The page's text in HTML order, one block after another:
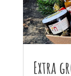
Extra